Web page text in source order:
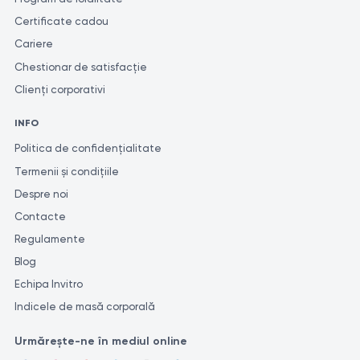
determina tratamentul corespunzător. Pentru a obține o evaluare
cât mai exactă și consecventă a rezultatelor analizelor, se
recomandă efectuarea acestora în același laborator. Acest lucru
se datorează faptului că laboratoarele diferite pot utiliza metode
Certificate cadou
Cariere
Chestionar de satisfacție
Clienți corporativi
INFO
Politica de confidențialitate
Termenii și condițiile
Despre noi
Contacte
Regulamente
Blog
Echipa Invitro
Indicele de masă corporală
Urmărește-ne în mediul online